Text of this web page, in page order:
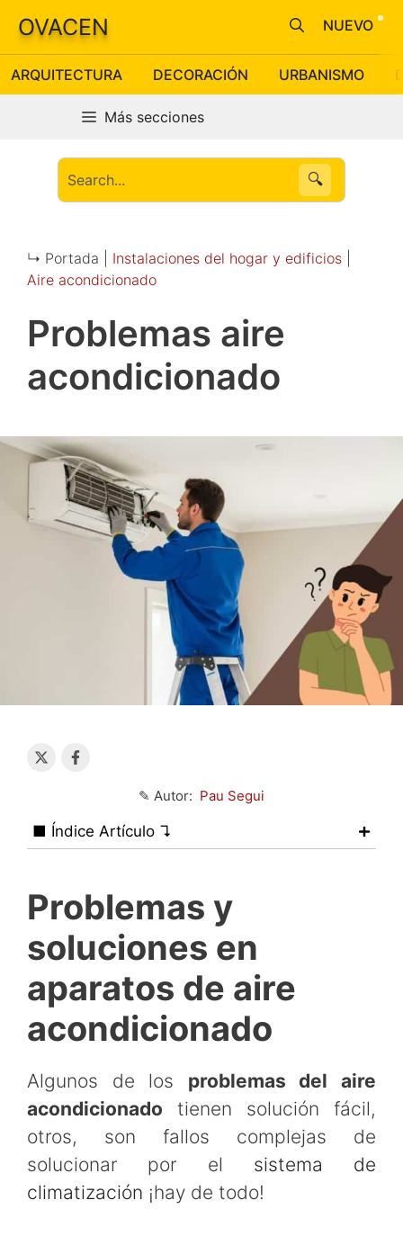
Saltar
contenido
OVACEN
ARQUITECTURA DECORACIÓN URBANISMO
NUEVO
Más secciones
🔍
↳ Portada | Instalaciones del hogar y edificios
Aire acondicionado
Problemas aire
acondicionado
✎ Autor: Pau Segui
■ Índice Artículo ↴
Problemas y
soluciones en
aparatos de aire
acondicionado
Algunos de los problemas del aire
acondicionado tienen solución fácil,
otros, son fallos complejas de
solucionar por el sistema de
climatización ¡hay de todo!